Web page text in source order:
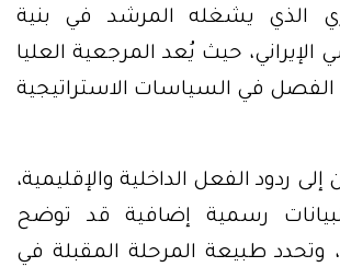
الذي يشغله المرشد في بنية
الإيراني، حيث يُعد المرجعية العليا
في السياسات الاستراتيجية
إلى ردود الفعل الداخلية والإقليمية،
رسمية إضافية قد توضح
وتحدد طبيعة المرحلة المقبلة في